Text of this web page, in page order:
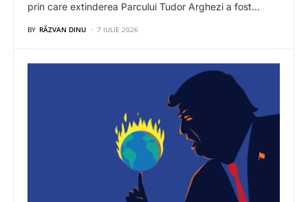
prin care extinderea Parcului Tudor Arghezi a fost…
BY RĂZVAN DINU 7 IULIE 2026